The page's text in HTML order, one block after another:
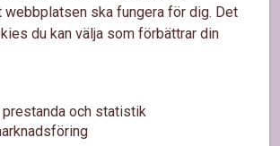
ska fungera för dig. Det
du kan välja som förbättrar din
prestanda och statistik